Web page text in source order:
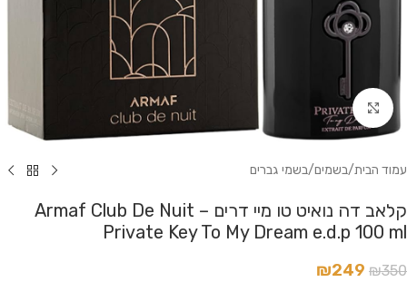
לחץ להגדלה
עמוד הבית/בשמים/בשמי גברים
קלאב דה נואיט טו מיי דרים – Armaf Club De Nuit
Private Key To My Dream e.d.p 100 ml
₪350
₪249